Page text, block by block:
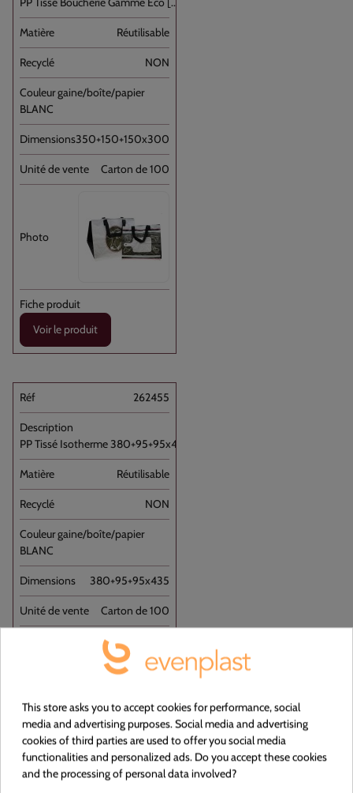
Réutilisable
NON
BLANC
350+150+150x300
Carton de 100
Voir le produit
262455
PP Tissé Isotherme 380+95+95x435 //100
Réutilisable
NON
BLANC
380+95+95x435
Carton de 100
Voir le produit
This store asks you to accept cookies for performance, social
media and advertising purposes. Social media and advertising
cookies of third parties are used to offer you social media
functionalities and personalized ads. Do you accept these cookies
and the processing of personal data involved?